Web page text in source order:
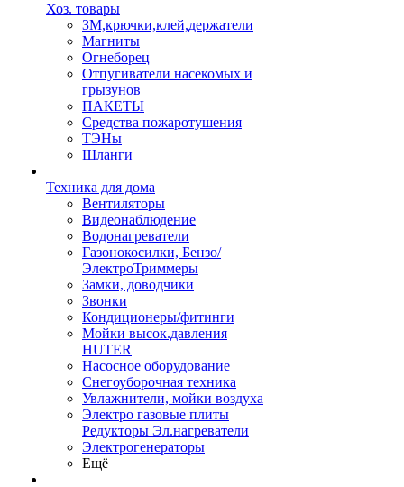
Хоз. товары
ЗМ,крючки,клей,держатели
Магниты
Огнеборец
Отпугиватели насекомых и
грызунов
ПАКЕТЫ
Средства пожаротушения
ТЭНы
Шланги
Техника для дома
Вентиляторы
Видеонаблюдение
Водонагреватели
Газонокосилки, Бензо/
ЭлектроТриммеры
Замки, доводчики
Звонки
Кондиционеры/фитинги
Мойки высок.давления
HUTER
Насосное оборудование
Снегоуборочная техника
Увлажнители, мойки воздуха
Электро газовые плиты
Редукторы Эл.нагреватели
Электрогенераторы
Ещё